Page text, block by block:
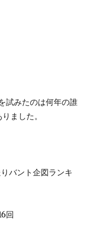
試みたのは何年の誰
ました。
バント企図ランキ
回